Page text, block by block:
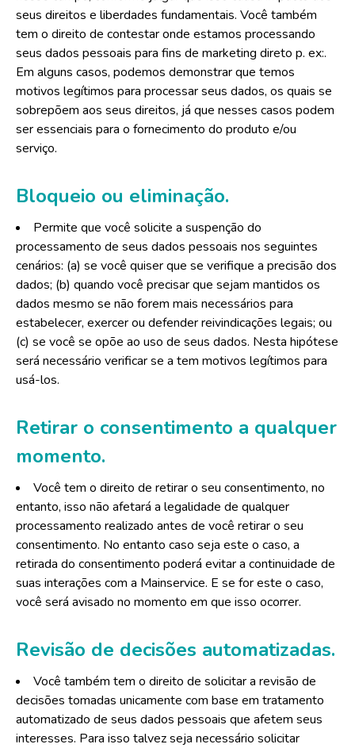
seus direitos e liberdades fundamentais. Você também
tem o direito de contestar onde estamos processando
seus dados pessoais para fins de marketing direto p. ex:.
Em alguns casos, podemos demonstrar que temos
motivos legítimos para processar seus dados, os quais se
sobrepõem aos seus direitos, já que nesses casos podem
ser essenciais para o fornecimento do produto e/ou
serviço.
Bloqueio ou eliminação.
Permite que você solicite a suspenção do
processamento de seus dados pessoais nos seguintes
cenários: (a) se você quiser que se verifique a precisão dos
dados; (b) quando você precisar que sejam mantidos os
dados mesmo se não forem mais necessários para
estabelecer, exercer ou defender reivindicações legais; ou
(c) se você se opõe ao uso de seus dados. Nesta hipótese
será necessário verificar se a tem motivos legítimos para
usá-los.
Retirar o consentimento a qualquer
momento.
Você tem o direito de retirar o seu consentimento, no
entanto, isso não afetará a legalidade de qualquer
processamento realizado antes de você retirar o seu
consentimento. No entanto caso seja este o caso, a
retirada do consentimento poderá evitar a continuidade de
suas interações com a Mainservice. E se for este o caso,
você será avisado no momento em que isso ocorrer.
Revisão de decisões automatizadas.
Você também tem o direito de solicitar a revisão de
decisões tomadas unicamente com base em tratamento
automatizado de seus dados pessoais que afetem seus
interesses. Para isso talvez seja necessário solicitar